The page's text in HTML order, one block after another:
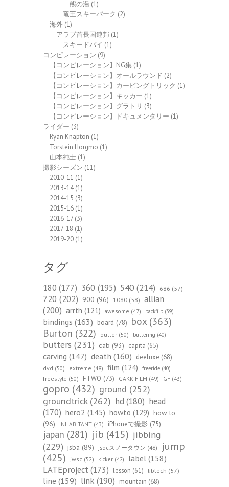
熊の湯 (1)
竜王スキーパーク (2)
海外 (1)
アラブ首長国連邦 (1)
スキードバイ (1)
コンピレーション (9)
【コンピレーション】NG集 (1)
【コンピレーション】オールラウンド (2)
【コンピレーション】カービングトリック (1)
【コンピレーション】キッカー (1)
【コンピレーション】グラトリ (3)
【コンピレーション】ドキュメンタリー (1)
ライダー (3)
Ryan Knapton (1)
Torstein Horgmo (1)
山本純士 (1)
撮影シーズン (11)
2010-11 (1)
2013-14(1)
2014-15 (3)
2015-16 (1)
2016-17 (3)
2017-18 (1)
2019-20 (1)
タグ
180 (177) 360 (195) 540 (214) 686 (57)
720 (202) 900 (96) 1080 (58) allian
(200) arrth (121) awesome (47) backflip (39)
bindings (163) board (78) box(363)
Burton (322) butter (50) buttering (40)
butters (231) cab (93) capita (65)
carving (147) death (160) deeluxe (68)
dvd (50) extreme (48) film (124) freeride (40)
freestyle (50) FTWO (73) GAKKIFILM (49) GF (43)
gopro (432) ground (252)
groundtrick(262) hd(180) head
(170) hero2 (145) howto (129) how to
(96)
INHABITANT (43) iPhoneで撮影 (75)
japan (281) jib (415) jibbing
(229) jsba (89) jsbcスノータウン (48)
jump
(425)
jwsc (52) kicker (42) label (158)
LATEproject(173) lesson (61) libtech (57)
line (159) link (190) mountain (68)